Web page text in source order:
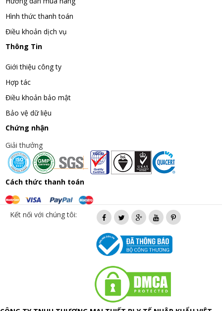
Hình thức thanh toán
Điều khoản dịch vụ
Thông Tin
Giới thiệu công ty
Hợp tác
Điều khoản bảo mật
Bảo vệ dữ liệu
Chứng nhận
Giải thưởng
Cách thức thanh toán
Kết nối với chúng tôi: